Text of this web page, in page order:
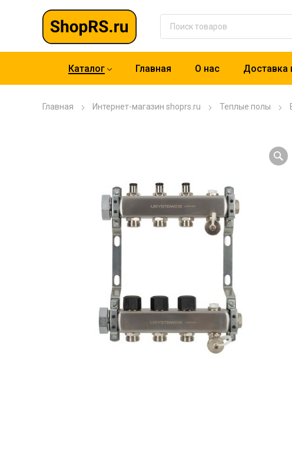
Каталог Главная О нас Доставка
Главная Интернет-магазин shoprs.ru Теплые полы